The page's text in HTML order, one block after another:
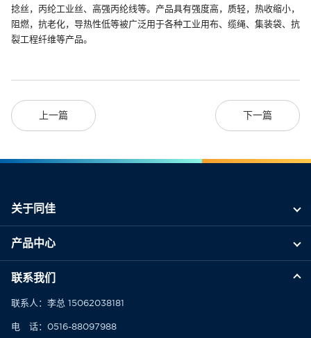
捻丝，丙纶工业丝、高强丙纶线等。产品具有强度高，质轻，热收缩小，
阻燃，抗老化，导热性低等被广泛用于各种工业用布、缆绳、集装袋、抗
裂工程纤维等产品。
上一篇 下一篇
关于同佳
产品中心
联系我们
联系人：李总 15062038181
电 话：0516-88097988